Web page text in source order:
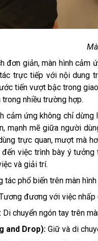
đơn giản, màn hình cảm
trực tiếp với nội dung
tiến vượt bậc trong
nhiều trường hợp.
cảm ứng không chỉ
mạnh mẽ giữa người
trực quan, mượt mà
đến việc trình bày ý
và giải trí.
tác phổ biến trên màn
đương với việc nhấp
Di chuyển ngón tay trên
and Drop): Giữ và di